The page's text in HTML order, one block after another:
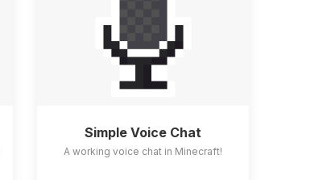
Simple Voice Chat
A working voice chat in Minecraft!